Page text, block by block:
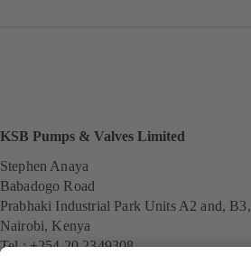
KSB Pumps & Valves Limited
Stephen Anaya
Babadogo Road
Prabhaki Industrial Park Units A2 and, B3,
Nairobi, Kenya
Tel.: +254 20 2349308